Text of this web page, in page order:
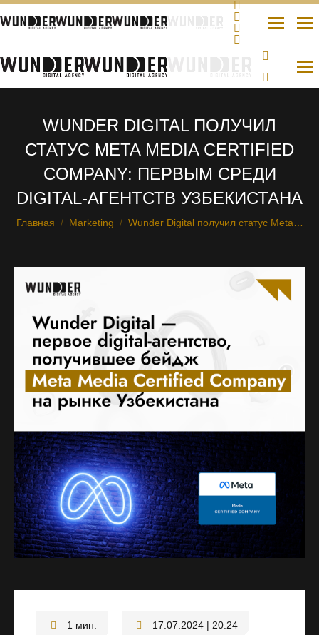
WUNDER DIGITAL ПОЛУЧИЛ
СТАТУС META MEDIA CERTIFIED
COMPANY: ПЕРВЫМ СРЕДИ
DIGITAL-АГЕНТСТВ УЗБЕКИСТАНА
Вы здесь:
Главная Marketing Wunder Digital получил статус Meta…
17.07.2024 | 20:24